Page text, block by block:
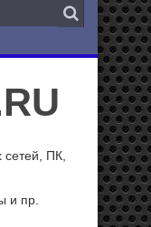
ПК,
и пр.